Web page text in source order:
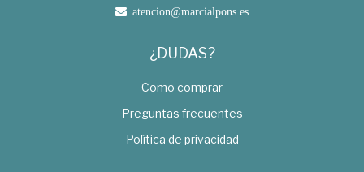
atencion@marcialpons.es
¿DUDAS?
Como comprar
Preguntas frecuentes
Política de privacidad